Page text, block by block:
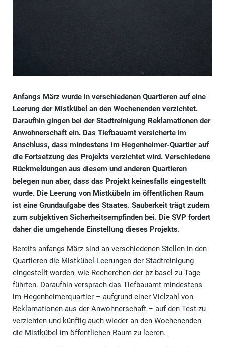
Anfangs März wurde in verschiedenen Quartieren auf eine
Leerung der Mistkübel an den Wochenenden verzichtet.
Daraufhin gingen bei der Stadtreinigung Reklamationen der
Anwohnerschaft ein. Das Tiefbauamt versicherte im
Anschluss, dass mindestens im Hegenheimer-Quartier auf
die Fortsetzung des Projekts verzichtet wird. Verschiedene
Rückmeldungen aus diesem und anderen Quartieren
belegen nun aber, dass das Projekt keinesfalls eingestellt
wurde. Die Leerung von Mistkübeln im öffentlichen Raum
ist eine Grundaufgabe des Staates. Sauberkeit trägt zudem
zum subjektiven Sicherheitsempfinden bei. Die SVP fordert
daher die umgehende Einstellung dieses Projekts.
Bereits anfangs März sind an verschiedenen Stellen in den
Quartieren die Mistkübel-Leerungen der Stadtreinigung
eingestellt worden, wie Recherchen der bz basel zu Tage
führten. Daraufhin versprach das Tiefbauamt mindestens
im Hegenheimerquartier – aufgrund einer Vielzahl von
Reklamationen aus der Anwohnerschaft – auf den Test zu
verzichten und künftig auch wieder an den Wochenenden
die Mistkübel im öffentlichen Raum zu leeren.